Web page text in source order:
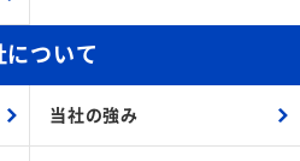
について
当社の強み